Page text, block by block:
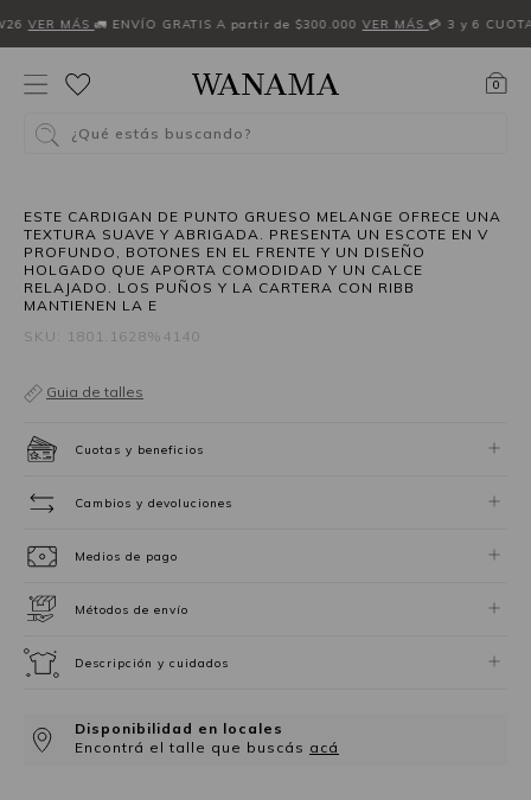
VER MÁS 🚛 ENVÍO GRATIS A partir de $300.000 VER MÁS 💳 3 y 6
0
¿Qué estás buscando?
ESTE CARDIGAN DE PUNTO GRUESO MELANGE OFRECE UNA
TEXTURA SUAVE Y ABRIGADA. PRESENTA UN ESCOTE EN V
PROFUNDO, BOTONES EN EL FRENTE Y UN DISEÑO
HOLGADO QUE APORTA COMODIDAD Y UN CALCE
RELAJADO. LOS PUÑOS Y LA CARTERA CON RIBB
MANTIENEN LA E
SKU: 1801.1628%4140
Guia de talles
Cuotas y beneficios
Cambios y devoluciones
Medios de pago
Métodos de envío
Descripción y cuidados
Disponibilidad en locales
Encontrá el talle que buscás acá